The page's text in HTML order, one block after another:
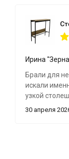
Ирина
Брали для
искали
узкой
подошёл
30 апреля